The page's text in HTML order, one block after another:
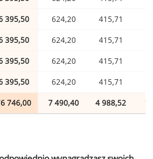
395,50 624,20 415,71
395,50 624,20 415,71
395,50 624,20 415,71
395,50 624,20 415,71
746,00 7 490,40 4 988,52 1